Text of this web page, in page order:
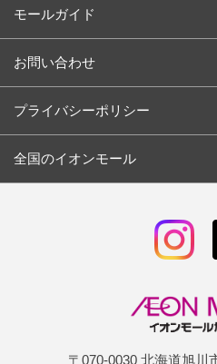
モールガイド
お問い合わせ
プライバシーポリシー
全国のイオンモール
〒070-0030 北海道旭川